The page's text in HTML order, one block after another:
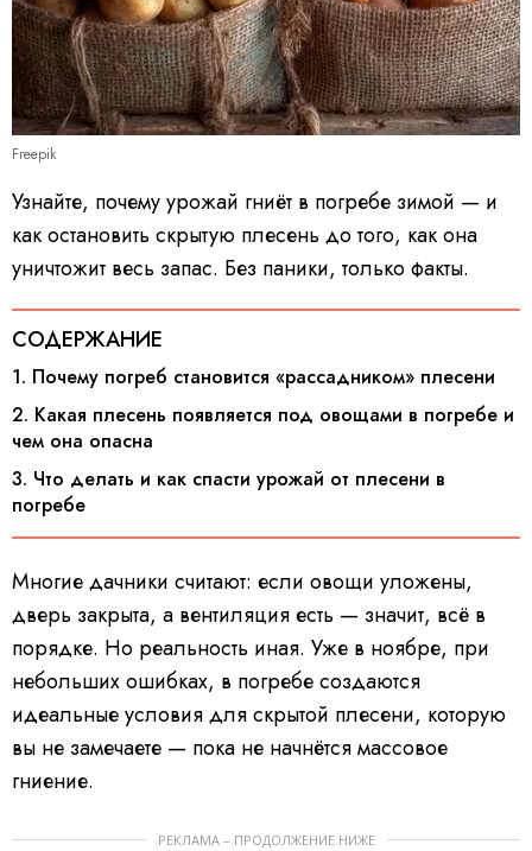
Freepik
Узнайте, почему урожай гниёт в погребе зимой — и
как остановить скрытую плесень до того, как она
уничтожит весь запас. Без паники, только факты.
СОДЕРЖАНИЕ
1. Почему погреб становится «рассадником» плесени
2. Какая плесень появляется под овощами в погребе и
чем она опасна
3. Что делать и как спасти урожай от плесени в
погребе
Многие дачники считают: если овощи уложены,
дверь закрыта, а вентиляция есть — значит, всё в
порядке. Но реальность иная. Уже в ноябре, при
небольших ошибках, в погребе создаются
идеальные условия для скрытой плесени, которую
вы не замечаете — пока не начнётся массовое
гниение.
РЕКЛАМА – ПРОДОЛЖЕНИЕ НИЖЕ